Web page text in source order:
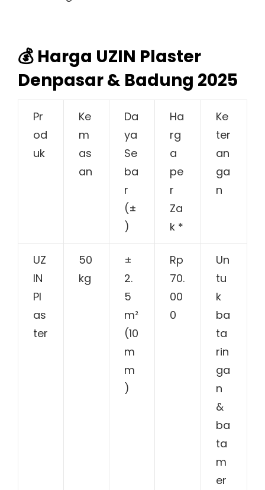
💰 Harga UZIN Plaster
Denpasar & Badung 2025
Pr
od
uk
Ke
m
as
an
Da
ya
Se
ba
r
(±
)
Ha
rg
a
pe
r
Za
k *
Ke
ter
an
ga
n
UZ
IN
Pl
as
ter
50
kg
±
2.
5
m²
(10
m
m
)
Rp
70.
00
0
Un
tu
k
ba
ta
rin
ga
n
&
ba
ta
m
er